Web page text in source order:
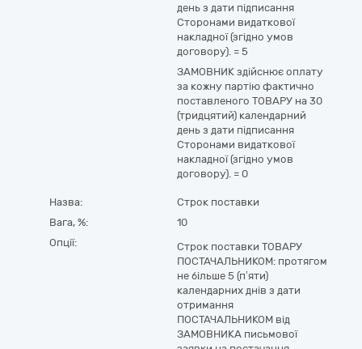
день з дати підписання
Сторонами видаткової
накладної (згідно умов
договору).= 5
ЗАМОВНИК здійснює оплату
за кожну партію фактично
поставленого ТОВАРУ на 30
(тридцятий) календарний
день з дати підписання
Сторонами видаткової
накладної (згідно умов
договору).= 0
Назва:
Строк поставки
Вага, %:
10
Опції:
Строк поставки ТОВАРУ
ПОСТАЧАЛЬНИКОМ: протягом
не більше 5 (п’яти)
календарних днів з дати
отримання
ПОСТАЧАЛЬНИКОМ від
ЗАМОВНИКА письмової